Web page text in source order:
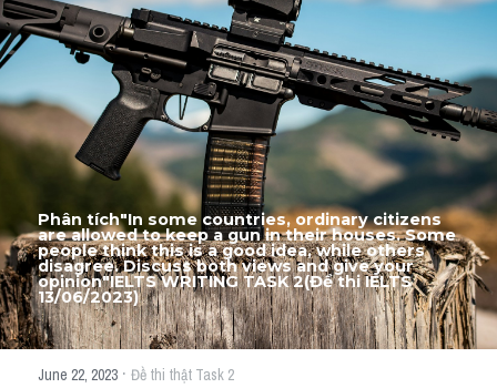
Thư Tín
Mixed
SGK
Vocabularies
Đề writing theo topic
Pie
Line graph
Thành tích học viên
Phân tích"In some countries, ordinary citizens
are allowed to keep a gun in their houses. Some
people think this is a good idea, while others
disagree. Discuss both views and give your
opinion"IELTS WRITING TASK 2(Đề thi IELTS
13/06/2023)
June 22, 2023 · Đề thi thật Task 2